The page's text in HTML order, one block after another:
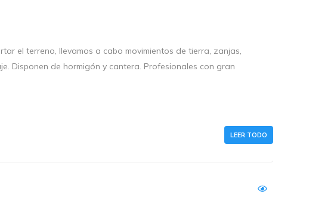
el terreno, llevamos a cabo movimientos de tierra, zanjas,
Disponen de hormigón y cantera. Profesionales con gran
LEER TODO